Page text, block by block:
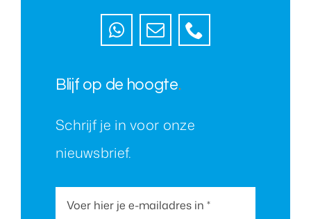
Blijf op de hoogte.
Schrijf je in voor onze
nieuwsbrief.